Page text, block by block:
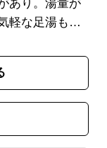
あり。湯量が
軽な足湯も充
方を。山口宇
駅から約20分
下関、北の
交通アクセス
気の温泉地で